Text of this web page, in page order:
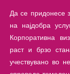
Да се придонесе
на најдобра
Корпоративна
раст и брзо
учествувано во